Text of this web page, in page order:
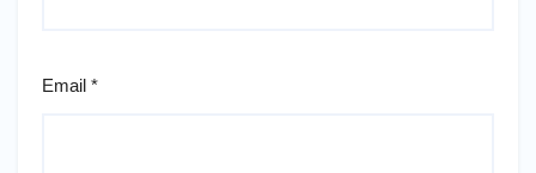
Email *